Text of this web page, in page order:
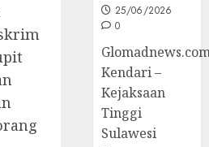
25/06/2026
0
Kendari –
Kejaksaan
Tinggi
Sulawesi